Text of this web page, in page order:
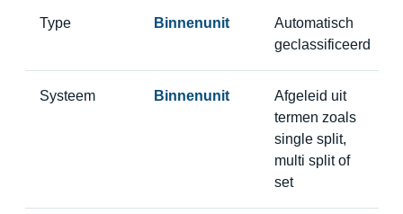
Type Binnenunit
Automatisch
geclassificeerd
Systeem Binnenunit
Afgeleid uit
termen zoals
single split,
multi split of
set